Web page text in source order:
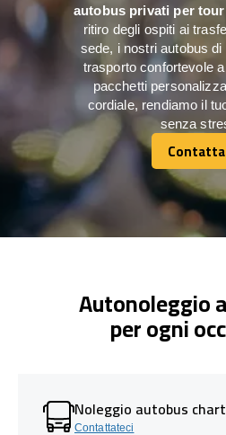
autobus privati per tour
ritiro degli ospiti ai
sede, i nostri autobus
trasporto confortevole
pacchetti
cordiale, rendiamo il
senza
Autonoleggio
per ogni
Noleggio autobus
Contattateci